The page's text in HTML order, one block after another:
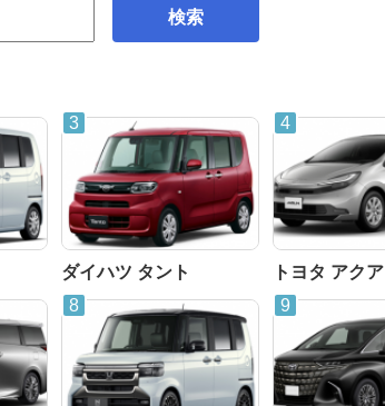
検索
ダイハツ タント トヨタ アクア